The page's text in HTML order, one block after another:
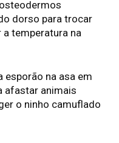
o peso dos dedos
e corre para
alagadas